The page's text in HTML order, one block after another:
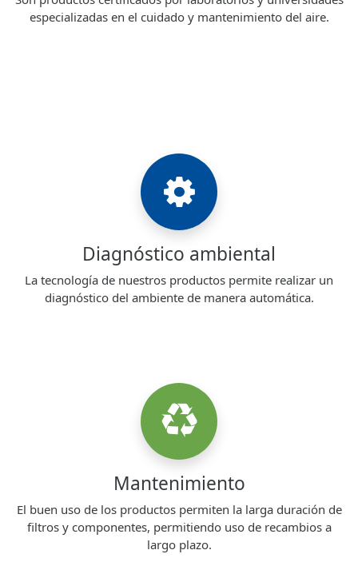
especializadas en el cuidado y mantenimiento del aire.
Diagnóstico ambiental
La tecnología de nuestros productos permite realizar un
diagnóstico del ambiente de manera automática.
Mantenimiento
El buen uso de los productos permiten la larga duración de
filtros y componentes, permitiendo uso de recambios a
largo plazo.